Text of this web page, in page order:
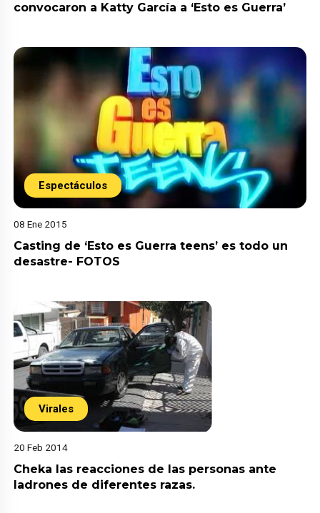
convocaron a Katty García a ‘Esto es Guerra’
Espectáculos
08 Ene 2015
Casting de ‘Esto es Guerra teens’ es todo un
desastre- FOTOS
Virales
20 Feb 2014
Cheka las reacciones de las personas ante
ladrones de diferentes razas.